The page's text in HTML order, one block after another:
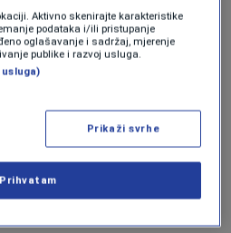
možete pratiti UŽIVO
aplikacija
pridružite nam se i na
ovdje
Aktivno skenirajte karakteristike
podataka i/ili pristupanje
oglašavanje i sadržaj, mjerenje
publike i razvoj usluga.
Prikaži svrhe
Prihvatam